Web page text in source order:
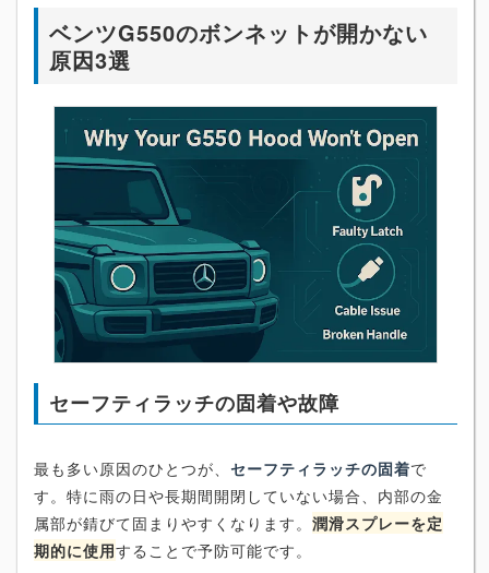
ベンツG550のボンネットが開かない
原因3選
セーフティラッチの固着や故障
最も多い原因のひとつが、 セーフティラッチの固着で
す。特に雨の日や長期間開閉していない場合、内部の金
属部が錆びて固まりやすくなります。 潤滑スプレーを定
期的に使用することで予防可能です。